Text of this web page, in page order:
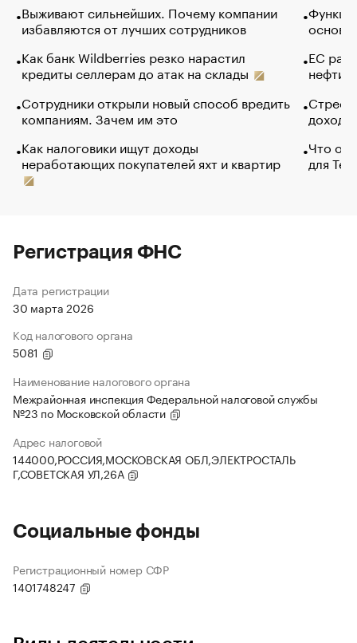
Выживают сильнейших. Почему компании
избавляются от лучших сотрудников
Как банк Wildberries резко нарастил
кредиты селлерам до атак на склады
Сотрудники открыли новый способ вредить
компаниям. Зачем им это
Как налоговики ищут доходы
неработающих покупателей яхт и квартир
основ
ЕС
нефти
Что
для
Регистрация ФНС
Дата регистрации
30 марта 2026
Код налогового органа
5081
Наименование налогового органа
Межрайонная инспекция Федеральной налоговой службы
№23 по Московской области
Адрес налоговой
144000,РОССИЯ,МОСКОВСКАЯ ОБЛ,ЭЛЕКТРОСТАЛЬ
Г,СОВЕТСКАЯ УЛ,26А
Социальные фонды
Регистрационный номер СФР
1401748247